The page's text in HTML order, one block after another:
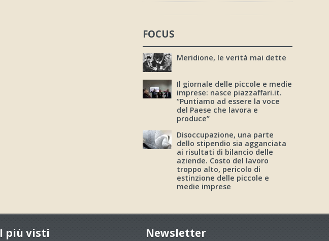
FOCUS
Meridione, le verità mai dette
Il giornale delle piccole e medie
imprese: nasce piazzaffari.it.
“Puntiamo ad essere la voce
del Paese che lavora e
produce”
Disoccupazione, una parte
dello stipendio sia agganciata
ai risultati di bilancio delle
aziende. Costo del lavoro
troppo alto, pericolo di
estinzione delle piccole e
medie imprese
I più visti Newsletter